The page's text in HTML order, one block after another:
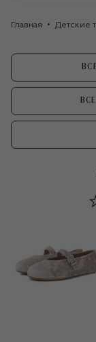
Главная Детские